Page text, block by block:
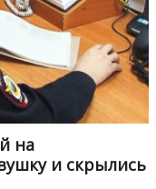
на
и скрылись